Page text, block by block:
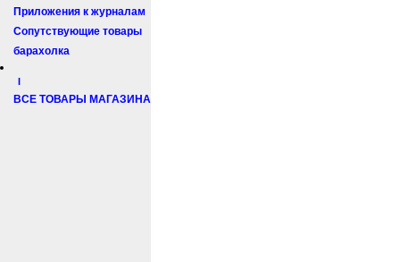
Приложения к журналам
Сопутствующие товары
барахолка
I
ВСЕ ТОВАРЫ МАГАЗИНА